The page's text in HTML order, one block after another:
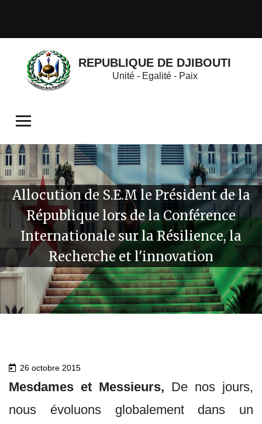
REPUBLIQUE DE DJIBOUTI
Unité - Egalité - Paix
Allocution de S.E.M le Président de la
République lors de la Conférence
Internationale sur la Résilience, la
Recherche et l'innovation
26 octobre 2015
Mesdames et Messieurs, De nos jours,
nous évoluons globalement dans un